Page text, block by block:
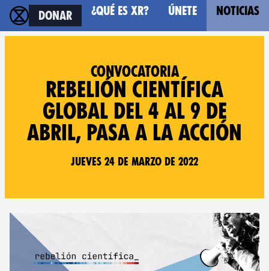
Donar ¿Qué es XR? Únete Noticias
Convocatoria
Rebelión Científica
Global del 4 al 9 de
abril, pasa a la acción
Jueves 24 de marzo de 2022